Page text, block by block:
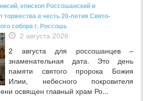
епископ Россошанский и
торжества в честь 20-летия Свято-
собора г. Россошь
2 августа 2026
2 августа для россошанцев –
знаменательная дата. Это день
памяти святого пророка Божия
Илии, небесного покровителя
освящен главный храм Ро...